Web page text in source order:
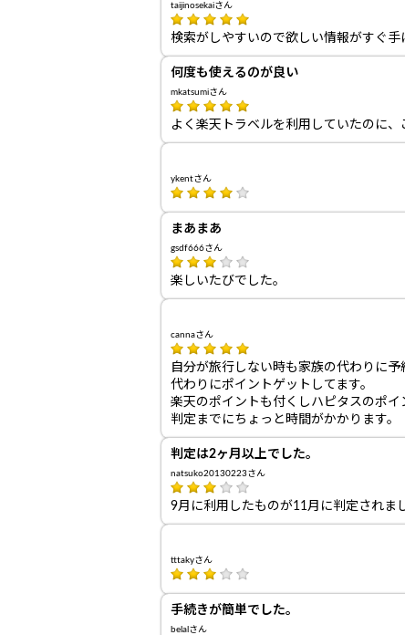
taijinosekaiさん
検索がしやすいので欲しい情報がすぐ手
何度も使えるのが良い
mkatsumiさん
よく楽天トラベルを利用していたのに
ykentさん
まあまあ
gsdf666さん
楽しいたびでした。
cannaさん
自分が旅行しない時も家族の代わりに予
代わりにポイントゲットしてます。
楽天のポイントも付くしハピタスのポイ
判定までにちょっと時間がかかります。
判定は2ヶ月以上でした。
natsuko20130223さん
9月に利用したものが11月に判定されま
tttakyさん
手続きが簡単でした。
belalさん